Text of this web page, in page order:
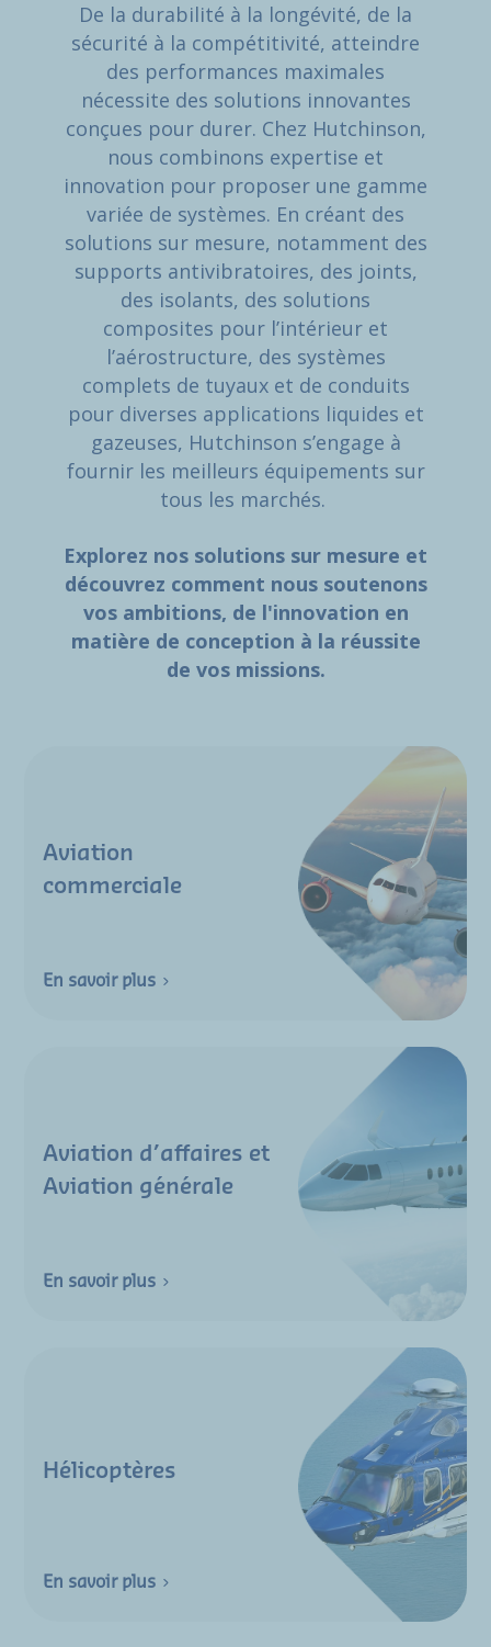
De la durabilité à la longévité, de la
sécurité à la compétitivité, atteindre
des performances maximales
nécessite des solutions innovantes
conçues pour durer. Chez Hutchinson,
nous combinons expertise et
innovation pour proposer une gamme
variée de systèmes. En créant des
solutions sur mesure, notamment des
supports antivibratoires, des joints,
des isolants, des solutions
composites pour l’intérieur et
l’aérostructure, des systèmes
complets de tuyaux et de conduits
pour diverses applications liquides et
gazeuses, Hutchinson s’engage à
fournir les meilleurs équipements sur
tous les marchés.
Explorez nos solutions sur mesure et
découvrez comment nous soutenons
vos ambitions, de l'innovation en
matière de conception à la réussite
de vos missions.
Aviation
commerciale
En savoir plus
Aviation d’affaires et
Aviation générale
En savoir plus
Hélicoptères
En savoir plus